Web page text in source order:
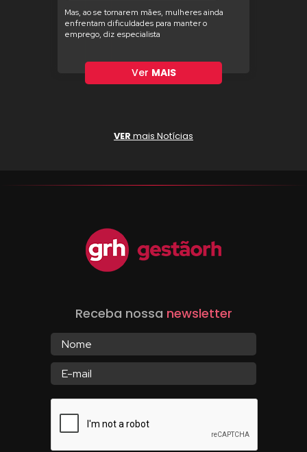
Mas, ao se tornarem mães, mulheres ainda
enfrentam dificuldades para manter o
emprego, diz especialista
Ver MAIS
VER mais Notícias
Receba nossa newsletter